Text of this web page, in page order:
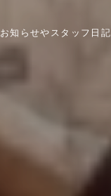
お知らせやスタッフ日記